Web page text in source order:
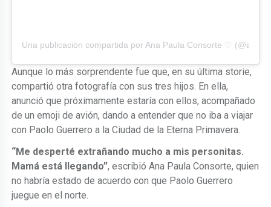
Una publicación compartida por Ana Paula Consorte ♡
Aunque lo más sorprendente fue que, en su última storie,
compartió otra fotografía con sus tres hijos. En ella,
anunció que próximamente estaría con ellos, acompañado
de un emoji de avión, dando a entender que no iba a viajar
con Paolo Guerrero a la Ciudad de la Eterna Primavera.
“Me desperté extrañando mucho a mis personitas.
Mamá está llegando”, escribió Ana Paula Consorte, quien
no habría estado de acuerdo con que Paolo Guerrero
juegue en el norte.